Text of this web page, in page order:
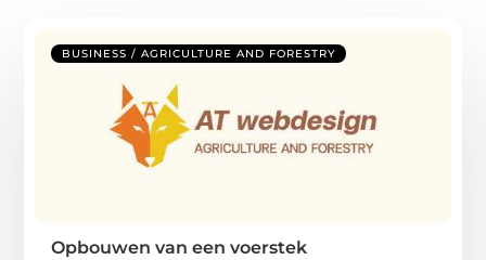
BUSINESS / AGRICULTURE AND FORESTRY
Opbouwen van een voerstek